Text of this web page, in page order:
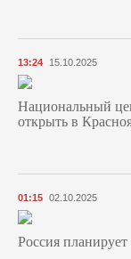
13:24 15.10.2025
Национальный
открыть в
01:15 02.10.2025
Россия